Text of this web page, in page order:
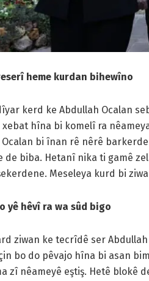
heme kurdan bihewîno
kerd ke Abdullah Ocalan
xebat hîna bi komelî ra
bi înan rê nêrê
de biba. Hetanî nika ti gamê
Meseleya kurd bi
yê hêvî ra wa sûd bigo
ziwan ke tecrîdê ser
bo do pêvajo hîna bi asan
zî nêameyê eştiş. Hetê blokê